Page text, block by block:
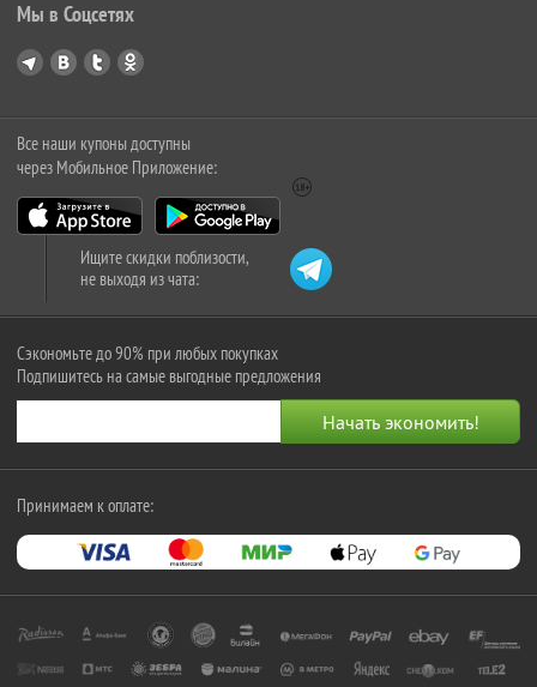
Мы в Соцсетях
Все наши купоны доступны
через Мобильное Приложение:
Ищите скидки поблизости,
не выходя из чата:
Сэкономьте до 90% при любых покупках
Подпишитесь на самые выгодные предложения
Принимаем к оплате: